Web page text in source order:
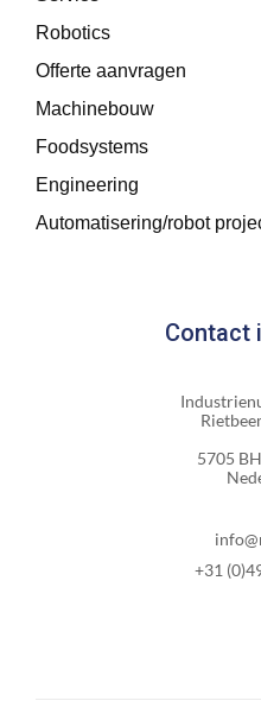
Robotics
Offerte aanvragen
Machinebouw
Foodsystems
Engineering
Automatisering/robot
Contact
5705
+31